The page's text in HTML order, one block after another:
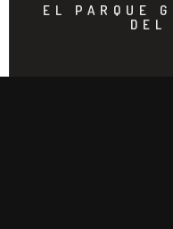
EL PARQUE
DEL